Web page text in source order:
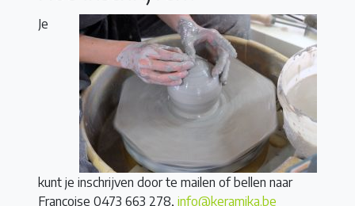
Je
kunt je inschrijven door te mailen of bellen naar
Françoise 0473 663 278, info@keramika.be